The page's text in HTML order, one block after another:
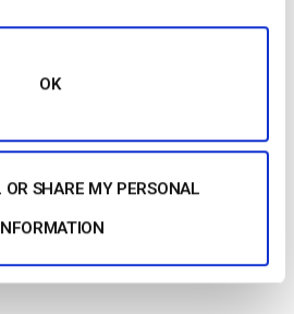
OK
OR SHARE MY PERSONAL
streaming dal vivo [2025 Update]